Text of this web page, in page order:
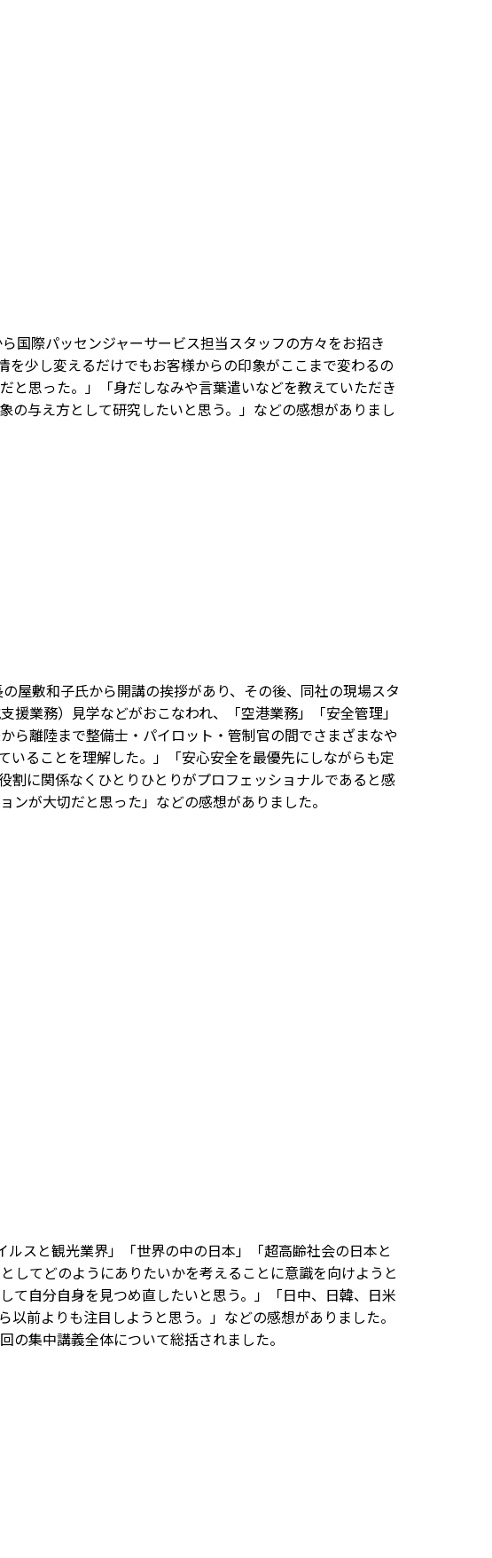
国際パッセンジャーサービス担当スタッフの方々をお招き
少し変えるだけでもお客様からの印象がここまで変わるの
と思った。」「身だしなみや言葉遣いなどを教えていただき
の与え方として研究したいと思う。」などの感想がありまし
屋敷和子氏から開講の挨拶があり、その後、同社の現場スタ
業務）見学などがおこなわれ、「空港業務」「安全管理」
ら離陸まで整備士・パイロット・管制官の間でさまざまなや
いることを理解した。」「安心安全を最優先にしながらも定
割に関係なくひとりひとりがプロフェッショナルであると感
が大切だと思った」などの感想がありました。
スと観光業界」「世界の中の日本」「超高齢社会の日本と
してどのようにありたいかを考えることに意識を向けようと
て自分自身を見つめ直したいと思う。」「日中、日韓、日米
前よりも注目しようと思う。」などの感想がありました。
集中講義全体について総括されました。